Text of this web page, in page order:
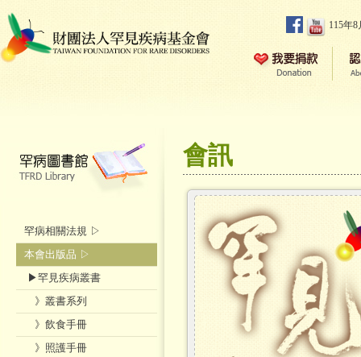
115年
會訊
罕病相關法規 ▷
本會出版品 ▷
▶罕見疾病叢書
》叢書系列
》飲食手冊
》照護手冊